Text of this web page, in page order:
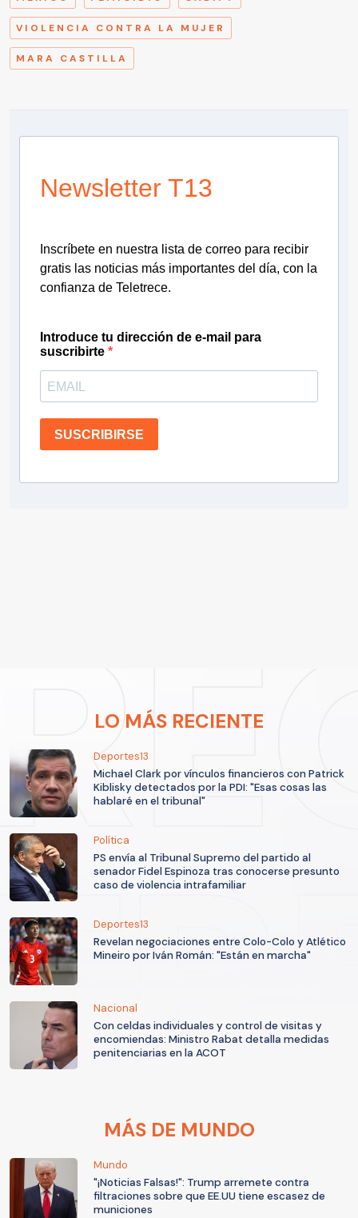
VIOLENCIA CONTRA LA MUJER
MARA CASTILLA
Newsletter T13
Inscríbete en nuestra lista de correo para recibir
gratis las noticias más importantes del día, con la
confianza de Teletrece.
Introduce tu dirección de e-mail para
suscribirte
SUSCRIBIRSE
LO MÁS RECIENTE
Deportes13
Michael Clark por vínculos financieros con Patrick
Kiblisky detectados por la PDI: "Esas cosas las
hablaré en el tribunal"
Política
PS envía al Tribunal Supremo del partido al
senador Fidel Espinoza tras conocerse presunto
caso de violencia intrafamiliar
Deportes13
Revelan negociaciones entre Colo-Colo y Atlético
Mineiro por Iván Román: "Están en marcha"
Nacional
Con celdas individuales y control de visitas y
encomiendas: Ministro Rabat detalla medidas
penitenciarias en la ACOT
MÁS DE MUNDO
Mundo
"¡Noticias Falsas!": Trump arremete contra
filtraciones sobre que EE.UU tiene escasez de
municiones